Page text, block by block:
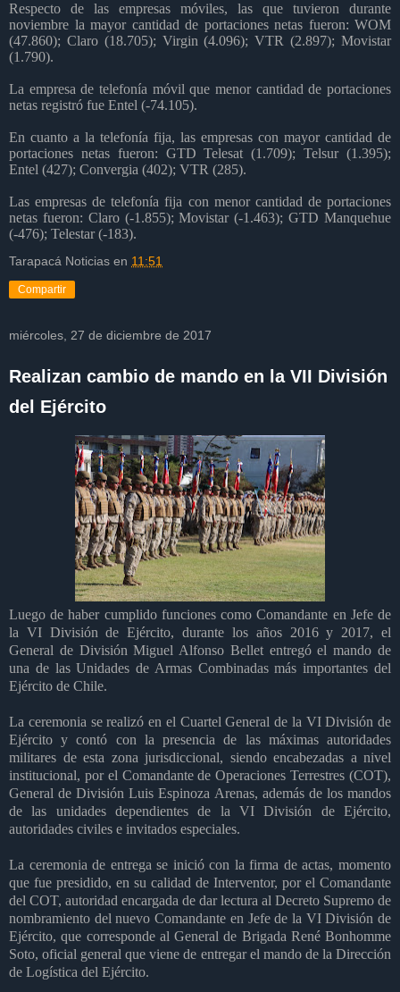
Respecto de las empresas móviles, las que tuvieron durante
noviembre la mayor cantidad de portaciones netas fueron: WOM
(47.860); Claro (18.705); Virgin (4.096); VTR (2.897); Movistar
(1.790).
La empresa de telefonía móvil que menor cantidad de portaciones
netas registró fue Entel (-74.105).
En cuanto a la telefonía fija, las empresas con mayor cantidad de
portaciones netas fueron: GTD Telesat (1.709); Telsur (1.395);
Entel (427); Convergia (402); VTR (285).
Las empresas de telefonía fija con menor cantidad de portaciones
netas fueron: Claro (-1.855); Movistar (-1.463); GTD Manquehue
(-476); Telestar (-183).
Tarapacá Noticias en 11:51
Compartir
miércoles, 27 de diciembre de 2017
Realizan cambio de mando en la VII División
del Ejército
Luego de haber cumplido funciones como Comandante en Jefe de
la VI División de Ejército, durante los años 2016 y 2017, el
General de División Miguel Alfonso Bellet entregó el mando de
una de las Unidades de Armas Combinadas más importantes del
Ejército de Chile.
La ceremonia se realizó en el Cuartel General de la VI División de
Ejército y contó con la presencia de las máximas autoridades
militares de esta zona jurisdiccional, siendo encabezadas a nivel
institucional, por el Comandante de Operaciones Terrestres (COT),
General de División Luis Espinoza Arenas, además de los mandos
de las unidades dependientes de la VI División de Ejército,
autoridades civiles e invitados especiales.
La ceremonia de entrega se inició con la firma de actas, momento
que fue presidido, en su calidad de Interventor, por el Comandante
del COT, autoridad encargada de dar lectura al Decreto Supremo de
nombramiento del nuevo Comandante en Jefe de la VI División de
Ejército, que corresponde al General de Brigada René Bonhomme
Soto, oficial general que viene de entregar el mando de la Dirección
de Logística del Ejército.